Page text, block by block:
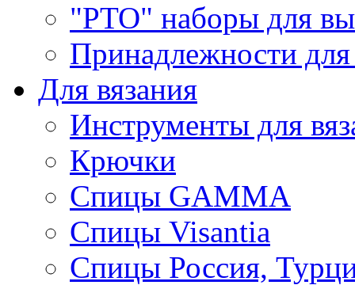
"РТО" наборы для
Принадлежности
Для вязания
Инструменты для
Крючки
Спицы GAMMA
Спицы Visantia
Спицы Россия,